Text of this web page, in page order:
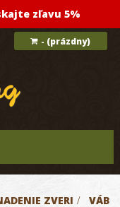
zľavu 5%
- (prázdny)
ZVERI >
VÁB